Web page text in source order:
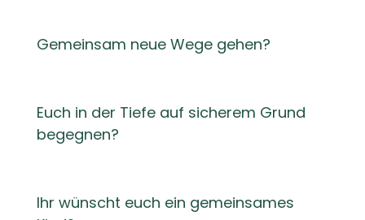
Gemeinsam neue Wege gehen?
Euch in der Tiefe auf sicherem Grund
begegnen?
Ihr wünscht euch ein gemeinsames